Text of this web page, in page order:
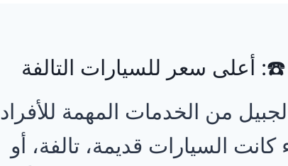
أعلى سعر للسيارات التالفة
من الخدمات المهمة للأفراد
السيارات قديمة، تالفة، أو